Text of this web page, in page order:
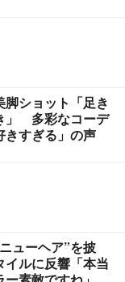
ショット「足き
」 多彩なコーデ
きすぎる」の声
ューヘア”を披
ルに反響「本当